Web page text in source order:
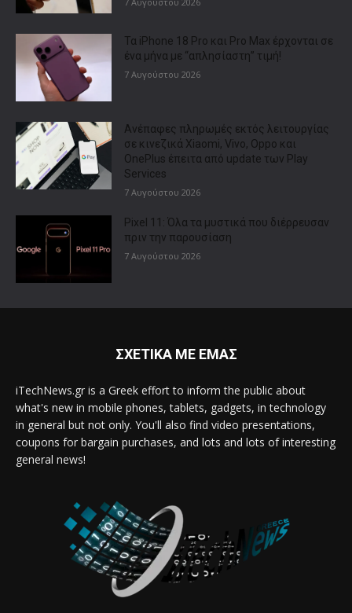
Τα iPhone 18 Pro και Pro Max έρχονται σε
ένα μήνα με “απλησίαστη” τιμή!
7 Αυγούστου 2026
Ανέπαφες πληρωμές εκτός λειτουργίας
σε κινεζικά Xiaomi, Vivo, Oppo και
OnePlus έπειτα από update των Play
Services
7 Αυγούστου 2026
Pixel 11: Όλα τα μυστικά που διέρρευσαν
πριν την παρουσίαση
7 Αυγούστου 2026
ΣΧΕΤΙΚΑ ΜΕ ΕΜΑΣ
iTechNews.gr is a Greek effort to inform the public about
what's new in mobile phones, tablets, gadgets, in technology
in general but not only. You'll also find video presentations,
coupons for bargain purchases, and lots and lots of interesting
general news!